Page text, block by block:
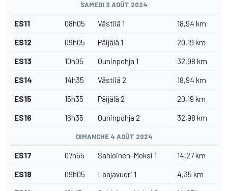
SAMEDI 3 AOÛT 2024
ES11 08h05 Västilä 1 18,94 km
ES12 09h05 Päijälä 1 20,19 km
ES13 10h05 Ouninpohja 1 32,98 km
ES14 14h35 Västilä 2 18,94 km
ES15 15h35 Päijälä 2 20,19 km
ES16 16h35 Ouninpohja 2 32,98 km
DIMANCHE 4 AOÛT 2024
ES17 07h55 Sahloinen-Moksi 1 14,27 km
ES18 09h05 Laajavuori 1 4,35 km